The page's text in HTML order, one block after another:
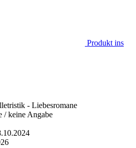
Produkt ins
- Liebesromane
/ keine Angabe